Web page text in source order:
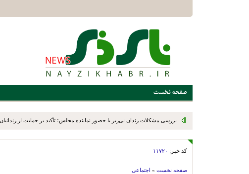
صفحه نخست
کد خبر: ۱۱۷۲۰
صفحه نخست » اجتماعی